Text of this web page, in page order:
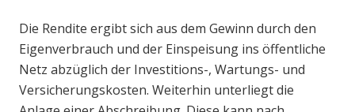
Die Rendite ergibt sich aus dem Gewinn durch den
Eigenverbrauch und der Einspeisung ins öffentliche
Netz abzüglich der Investitions-, Wartungs- und
Versicherungskosten. Weiterhin unterliegt die